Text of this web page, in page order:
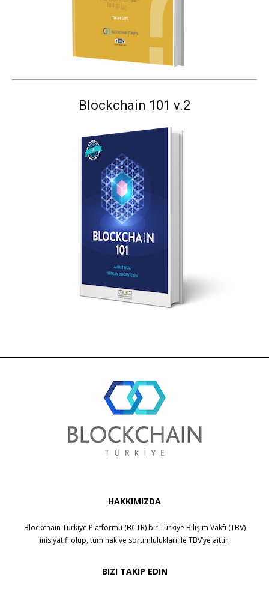
Blockchain 101 v.2
HAKKIMIZDA
Blockchain Türkiye Platformu (BCTR) birTürkiye Bilişim Vakfı (TBV)
inisiyatifi olup, tüm hak ve sorumlulukları ile TBV’ye aittir.
BIZI TAKIP EDIN